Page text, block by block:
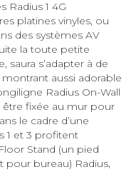
Radius 1 4G
platines vinyles, ou
des systèmes AV
la toute petite
saura s’adapter à de
aussi adorable
Radius On-Wall
être fixée au mur pour
le cadre d’une
1 et 3 profitent
Stand (un pied
bureau) Radius,